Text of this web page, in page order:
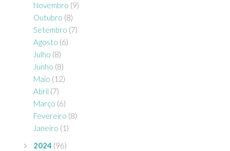
Novembro (9)
Outubro (8)
Setembro (7)
Agosto (6)
Julho (8)
Junho (8)
Maio (12)
Abril (7)
Março (6)
Fevereiro (8)
Janeiro (1)
2024 (96)